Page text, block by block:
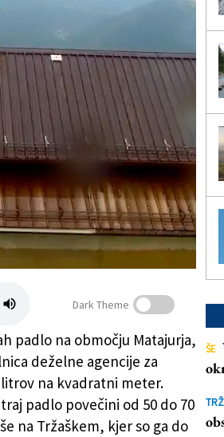
CAMS)
Dark Theme
padlo na območju Matajurja,
deželne agencije za
na kvadratni meter.
padlo povečini od 50 do 70
na Tržaškem, kjer so ga do
ŠE